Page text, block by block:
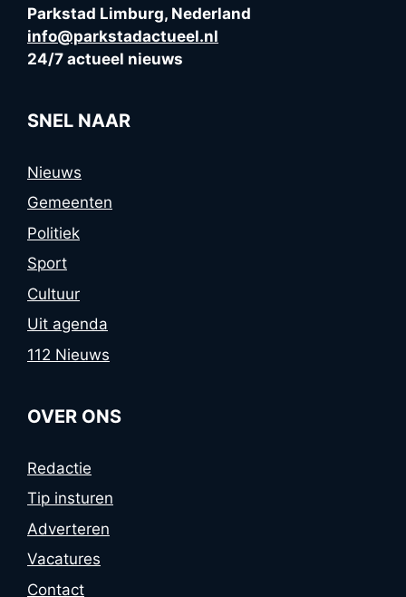
Parkstad Limburg, Nederland
info@parkstadactueel.nl
24/7 actueel nieuws
SNEL NAAR
Nieuws
Gemeenten
Politiek
Sport
Cultuur
Uit agenda
112 Nieuws
OVER ONS
Redactie
Tip insturen
Adverteren
Vacatures
Contact